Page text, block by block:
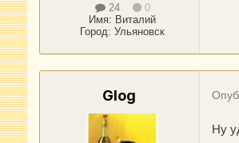
24
0
Имя: Виталий
Город:Ульяновск
Glog
Ну